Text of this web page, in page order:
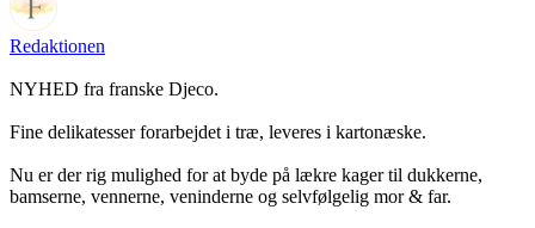
Redaktionen
NYHED fra franske Djeco.
Fine delikatesser forarbejdet i træ, leveres i kartonæske.
Nu er der rig mulighed for at byde på lækre kager til dukkerne,
bamserne, vennerne, veninderne og selvfølgelig mor & far.